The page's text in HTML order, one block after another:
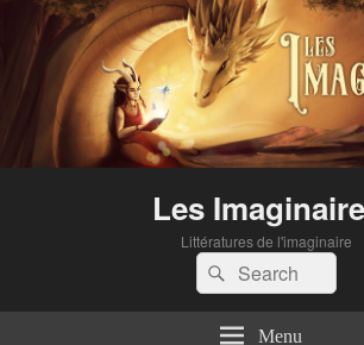
Les
Littératures de l'imaginaire
Search
for:
Search
Menu